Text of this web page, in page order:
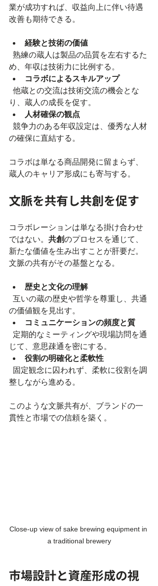
業が成功すれば、収益向上に伴い待遇
改善も期待できる。
経験と技術の価値
め、年収は技術力に比例する。
コラボによるスキルアップ
り、蔵人の成長を促す。
人材確保の観点
の確保に直結する。
コラボは単なる商品開発に留まらず、
蔵人のキャリア形成にも寄与する。
文脈を共有し共創を促す
コラボレーションは単なる掛け合わせ
ではない。 共創のプロセスを通じて、
新たな価値を生み出すことが肝要だ。
文脈の共有がその基盤となる。
歴史と文化の理解
の価値観を見出す。
コミュニケーションの頻度と質
じて、意思疎通を密にする。
役割の明確化と柔軟性
整しながら進める。
このような文脈共有が、ブランドの一
貫性と市場での信頼を築く。
Close-up view of sake brewing equipment in
a traditional brewery
市場設計と資産形成の視